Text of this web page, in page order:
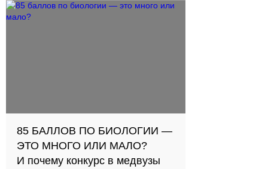
85 БАЛЛОВ ПО БИОЛОГИИ —
ЭТО МНОГО ИЛИ МАЛО?
И почему конкурс в медвузы